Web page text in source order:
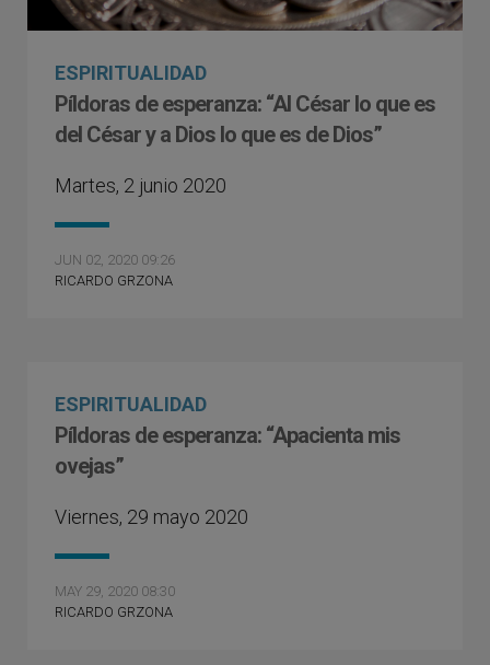
ESPIRITUALIDAD
Píldoras de esperanza: “Al César lo que es
del César y a Dios lo que es de Dios”
Martes, 2 junio 2020
JUN 02, 2020 09:26
RICARDO GRZONA
ESPIRITUALIDAD
Píldoras de esperanza: “Apacienta mis
ovejas”
Viernes, 29 mayo 2020
MAY 29, 2020 08:30
RICARDO GRZONA